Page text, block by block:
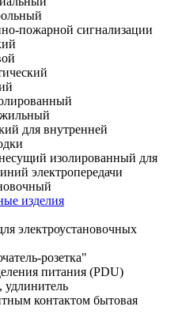
пожарной сигнализации
для внутренней
изолированный для
электропередачи
изделия
электроустановочных
розетка"
питания (PDU)
удлинитель
контактом бытовая